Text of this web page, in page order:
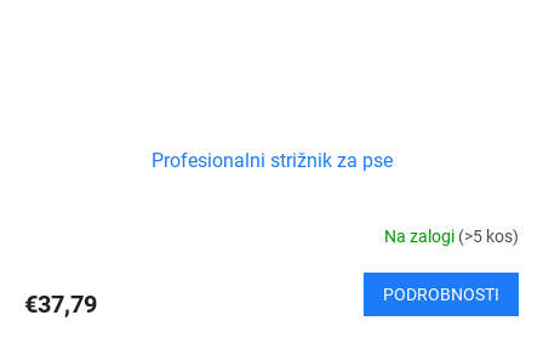
Profesionalni strižnik za pse
Na zalogi (>5 kos)
€37,79 PODROBNOSTI